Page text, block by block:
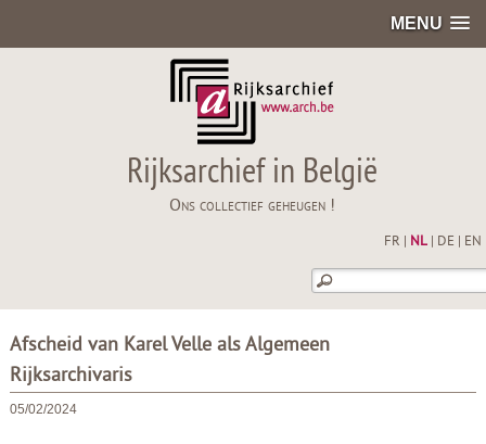
MENU
Rijksarchief in België
Ons collectief geheugen !
FR NL| DE EN
Afscheid van Karel Velle als Algemeen
Rijksarchivaris
05/02/2024